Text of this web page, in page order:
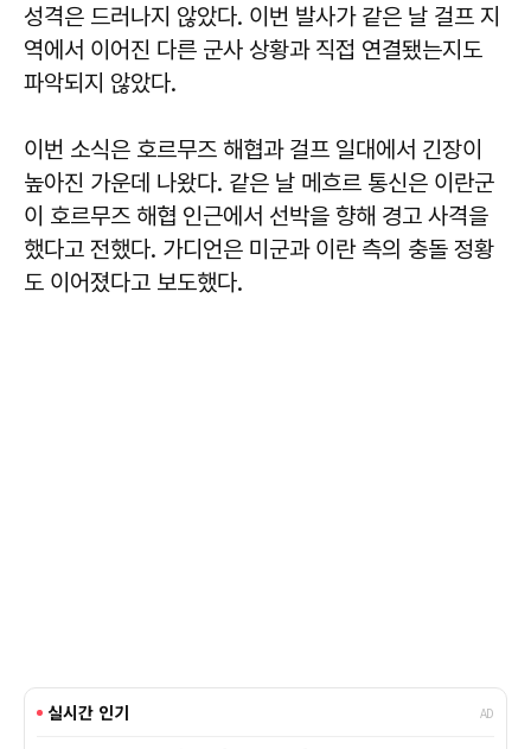
성격은 드러나지 않았다. 이번 발사가 같은 날 걸프 지
역에서 이어진 다른 군사 상황과 직접 연결됐는지도
파악되지 않았다.
이번 소식은 호르무즈 해협과 걸프 일대에서 긴장이
높아진 가운데 나왔다. 같은 날 메흐르 통신은 이란군
이 호르무즈 해협 인근에서 선박을 향해 경고 사격을
했다고 전했다. 가디언은 미군과 이란 측의 충돌 정황
도 이어졌다고 보도했다.